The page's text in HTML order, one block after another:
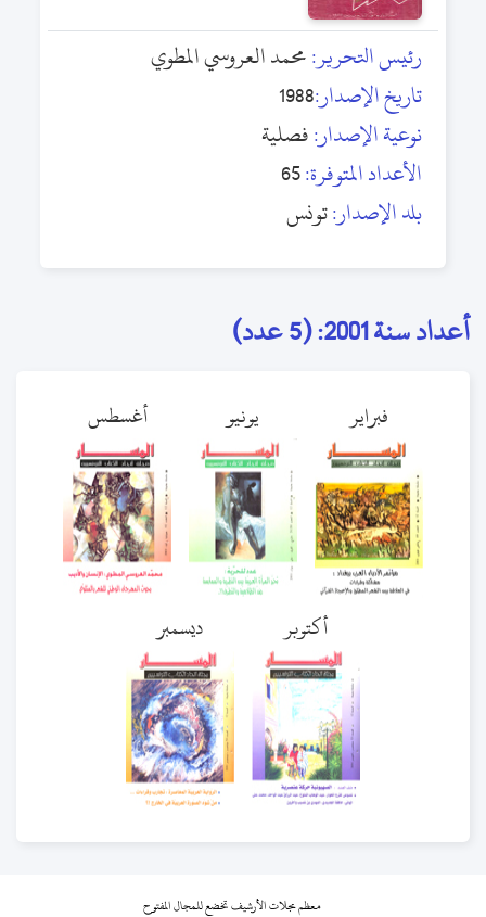
رئيس التحرير:محمد العروسي المطوي
تاريخ الإصدار:1988
نوعية الإصدار:فصلية
الأعداد المتوفرة:65
بلد الإصدار:تونس
أعداد سنة 2001: (5 عدد)
فبراير يونيو أغسطس
أكتوبر ديسمبر
معظم مجلات الأرشيف تخضع للمجال المفتوح